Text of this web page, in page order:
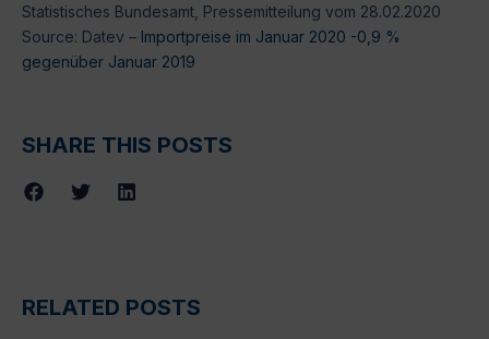
Statistisches Bundesamt, Pressemitteilung vom 28.02.2020
Source: Datev – Importpreise im Januar 2020 -0,9 %
gegenüber Januar 2019
SHARE THIS POSTS
RELATED POSTS